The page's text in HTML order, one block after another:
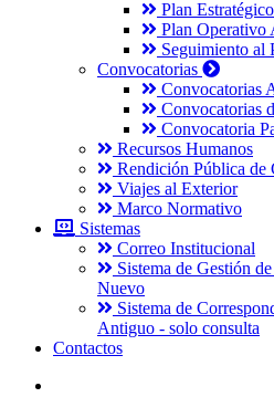
Plan
Plan Operativo
Seguimiento al
Convocatorias
Convocatorias
Convocatorias
Convocatoria
Recursos Humanos
Rendición Pública de
Viajes al Exterior
Marco Normativo
Sistemas
Correo Institucional
Sistema de Gestión
Nuevo
Sistema de
Antiguo - solo consulta
Contactos